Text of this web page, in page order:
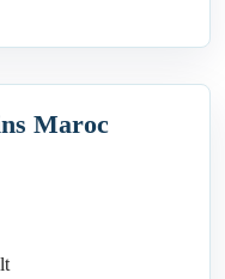
Maroc